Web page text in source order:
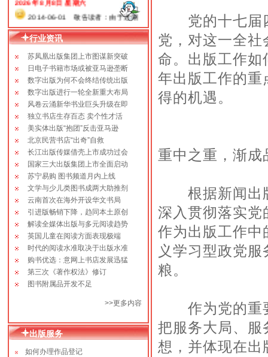
2014-06-01 敬告读者：由于近期
本网站系统升级，书目太多，人力有
限，出版社决定暂将超过一年以上的书
目在相关栏目暂时下线。如果您需要在
此范围内的书目，请联系我们工作人
员。
2010-07-15 成立十周年-回报作者
大赠书活动！
2013-11-08 征稿：《中国实力派
书画家》丛书征稿启事！
2012-08-16 严正申明：凡属我社
正式合格出版物，我社在核准、备案的
基础上，均在“版权查询”栏目予以公开
展示，欢迎广大读者监督、查询！
行业资讯
苏凤凰出版集团上市图谋新突破
日电子书籍市场或被亚马逊垄断
数字出版为何不会终结传统出版
数字出版进行一轮全新重大布局
风卷云涌新华书业巨头升级在即
独立书店生存百态 卖个性才活
美实体出版“抱团”反击亚马逊
北京民营书店“出奇”自救
长江出版传媒借壳上市成功过会
国家三大出版集团上市全面启动
苏宁易购 图书频道月内上线
文学与少儿类图书成两大助推剂
云南首次在海外开设华文书局
引进版畅销下降，趋同本土原创
解读全媒体出版与多元阅读趋势
英国儿童在阅读方面表现极端
时代的阅读水准取决于出版水准
购书优选：意网上书店发展迅猛
第三次《著作权法》修订
图书附属品开发不足
>>更多内容
出版服务
如何办理作品登记
党的十七届四
党，对这一全
命。出版工作如
年出版工作的重
得的机遇。
重中之重，渐成
根据新闻出版
深入贯彻落实党
作为出版工作中
义学习型政党
粮。
作为党的重要
把服务大局、服
想，并体现在出